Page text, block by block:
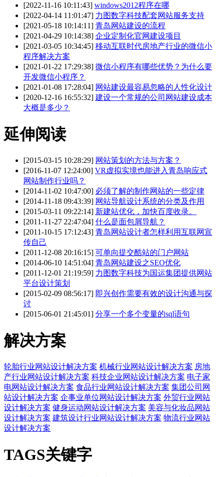
[2022-11-16 10:11:43] windows2012程序在哪
[2022-04-14 11:01:47] 力图数字科技配套网站服务支持
[2021-05-18 10:14:11] 青岛网站建设的流程
[2021-04-29 10:14:38] 企业定制化官网建设项目
[2021-03-05 10:34:45] 移动互联时代房地产行业的微信小
程序解决方案
[2021-01-22 17:29:38] 微信小程序有哪些优势？为什么要
开发微信小程序？
[2021-01-08 17:28:04] 网站建设最容易忽略的人性化设计
[2020-12-16 16:55:32] 建设一个常规的公司网站建设成本
大概是多少？
延伸阅读
[2015-03-15 10:28:29] 网站策划的方法与方案？
[2016-11-07 12:24:00] VR虚拟实境也能进入青岛响应式
网站制作行业吗？
[2014-11-02 10:47:00] 必须了解的制作网站的一些定律
[2014-11-18 09:43:39] 网站导航设计系统的分类及作用
[2015-03-11 09:22:14] 新建站优化，加快百度收录。
[2011-11-27 22:47:04] 什么是面包屑导航？
[2011-10-15 17:12:43] 青岛网站设计者怎样利用互联网宣
传自己
[2011-12-08 20:16:15] 可单向提交酷站的门户网站
[2014-06-10 14:51:04] 青岛网站建设之SEO优化
[2011-12-01 21:19:59] 力图数字科技为国运集团提供网站
平台设计策划
[2015-02-09 08:56:17] 即兴创作需要有效的设计沟通与探
讨
[2015-06-01 21:45:01] 分享一个多个变量的sql语句
解决方案
轮胎行业网站设计解决方案 机械行业网站设计解决方案 房地
产行业网站设计解决方案 科技企业网站设计解决方案 电子家
电网站设计解决方案 食品行业网站设计解决方案 集团公司网
站设计解决方案 企事业单位网站设计解决方案 外贸行业网站
设计解决方案 健身运动网站设计解决方案 美容与化妆品网站
设计解决方案 建筑设计行业网站设计解决方案 物流行业网站
设计解决方案
TAGS关键字